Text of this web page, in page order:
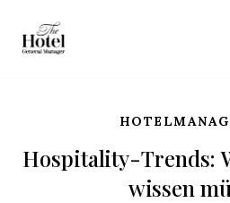
Hospitality-Trends:
wissen